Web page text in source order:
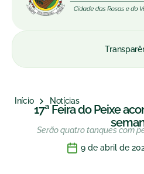
Início Notícias
17ª Feira do Peixe
Serão quatro tanques com
9 de abril de